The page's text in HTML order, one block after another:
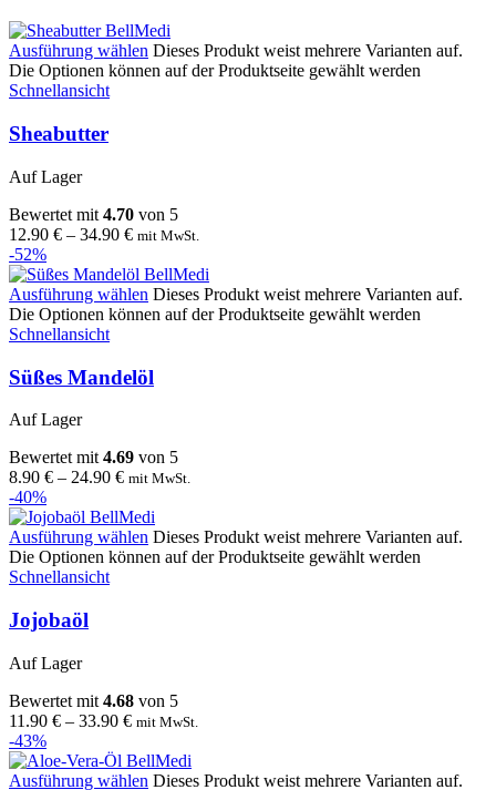
Ausführung wählen Dieses Produkt weist mehrere Varianten auf.
Die Optionen können auf der Produktseite gewählt werden
Schnellansicht
Sheabutter
Auf Lager
Bewertet mit 4.70 von 5
12.90 € – 34.90 € mit MwSt.
-52%
Ausführung wählen Dieses Produkt weist mehrere Varianten auf.
Die Optionen können auf der Produktseite gewählt werden
Schnellansicht
Süßes Mandelöl
Auf Lager
Bewertet mit 4.69 von 5
8.90 € – 24.90 € mit MwSt.
-40%
Ausführung wählen Dieses Produkt weist mehrere Varianten auf.
Die Optionen können auf der Produktseite gewählt werden
Schnellansicht
Jojobaöl
Auf Lager
Bewertet mit 4.68 von 5
11.90 € – 33.90 € mit MwSt.
-43%
Ausführung wählen Dieses Produkt weist mehrere Varianten auf.